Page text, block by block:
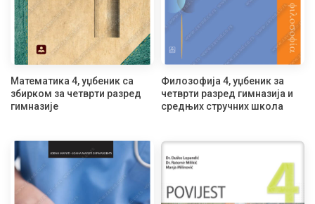
Математика 4, уџбеник са
збирком за четврти разред
гимназије
Филозофија 4, уџбеник за
четврти разред гимназија и
средњих стручних школа